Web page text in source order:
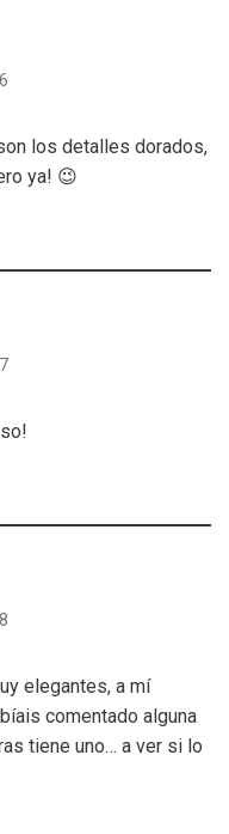
los detalles dorados,
ya! 😉
elegantes, a mí
comentado alguna
tiene uno… a ver si lo